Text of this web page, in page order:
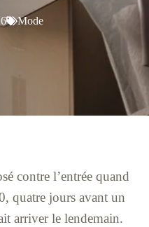
Mode
contre l’entrée quand
quatre jours avant un
arriver le lendemain.